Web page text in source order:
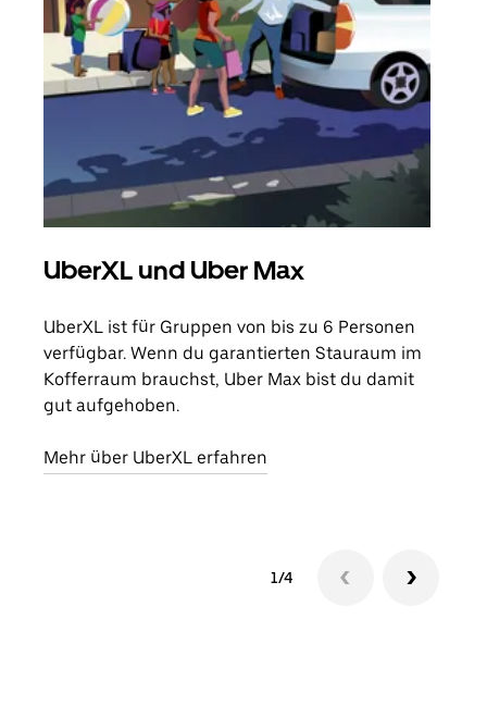
UberXL und Uber Max
UberXL ist für Gruppen von bis zu 6 Personen
verfügbar. Wenn du garantierten Stauraum im
Kofferraum brauchst, Uber Max bist du damit
gut aufgehoben.
Mehr über UberXL erfahren
1/4